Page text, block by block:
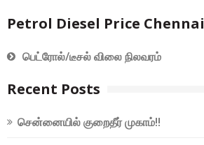
Petrol Diesel Price Chennai
பெட்ரோல்/டீசல் விலை நிலவரம்
Recent Posts
சென்னையில் குறைதீர் முகாம்!!